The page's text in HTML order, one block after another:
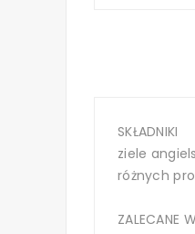
SKŁADNIKI
ziele
różnych
ZALECANE